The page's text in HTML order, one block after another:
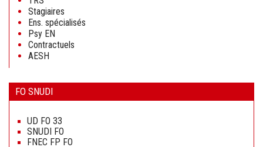
Stagiaires
Ens. spécialisés
Psy EN
Contractuels
AESH
FO SNUDI
contenu
UD FO 33
SNUDI FO
FNEC FP FO